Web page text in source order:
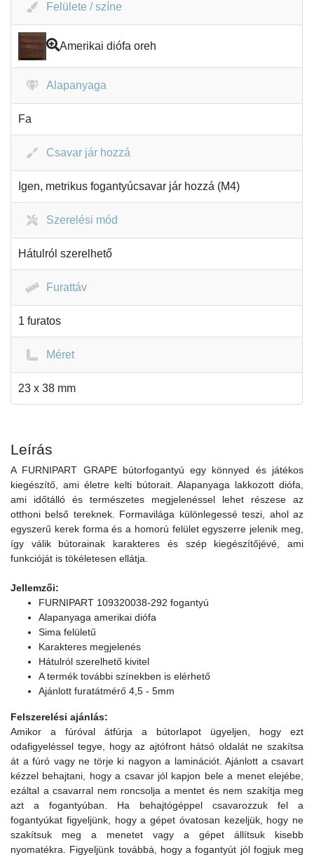
Felülete / színe
Amerikai diófa oreh
Alapanyaga
Fa
Csavar jár hozzá
Igen, metrikus fogantyúcsavar jár hozzá (M4)
Szerelési mód
Hátulról szerelhető
Furattáv
1 furatos
Méret
23 x 38 mm
Leírás
A FURNIPART GRAPE bútorfogantyú egy könnyed és játékos
kiegészítő, ami életre kelti bútorait. Alapanyaga lakkozott diófa,
ami időtálló és természetes megjelenéssel lehet részese az
otthoni belső tereknek. Formavilága különlegessé teszi, ahol az
egyszerű kerek forma és a homorú felület egyszerre jelenik meg,
így válik bútorainak karakteres és szép kiegészítőjévé, ami
funkcióját is tökéletesen ellátja.
Jellemzői:
FURNIPART 109320038-292 fogantyú
Alapanyaga amerikai diófa
Sima felületű
Karakteres megjelenés
Hátulról szerelhető kivitel
A termék további színekben is elérhető
Ajánlott furatátmérő 4,5 - 5mm
Felszerelési ajánlás:
Amikor a fúróval átfúrja a bútorlapot ügyeljen, hogy ezt
odafigyeléssel tegye, hogy az ajtófront hátsó oldalát ne szakítsa
át a fúró vagy ne törje ki nagyon a laminációt. Ajánlott a csavart
kézzel behajtani, hogy a csavar jól kapjon bele a menet elejébe,
ezáltal a csavarral nem roncsolja a mentet és nem szakítja meg
azt a fogantyúban. Ha behajtógéppel csavarozzuk fel a
fogantyúkat figyeljünk, hogy a gépet óvatosan kezeljük, hogy ne
szakítsuk meg a menetet vagy a gépet állítsuk kisebb
nyomatékra. Figyeljünk továbbá, hogy a fogantyút jól fogjuk meg